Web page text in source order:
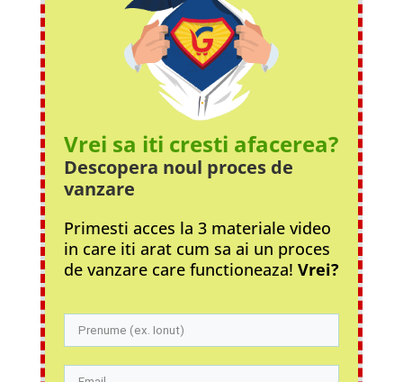
Vrei sa iti cresti afacerea?
Descopera noul procesde
vanzare
Primesti acces la 3 materiale video
in care iti arat cum sa ai un proces
de vanzare care functioneaza! Vrei?